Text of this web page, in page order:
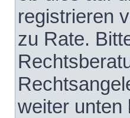
registrieren
zu Rate.
weiter unten